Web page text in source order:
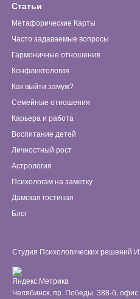
Статьи
Метафорические Карты
Часто задаваемые вопросы
Гармоничные отношения
Конфликтология
Как выйти замуж?
Семейные отношения
Карьера и работа
Воспитание детей
Личностный рост
Астрология
Психологам на заметку
Дамская гостиная
Блог
Студия Психологических решений
Челябинск, пр. Победы. 388-б, офис